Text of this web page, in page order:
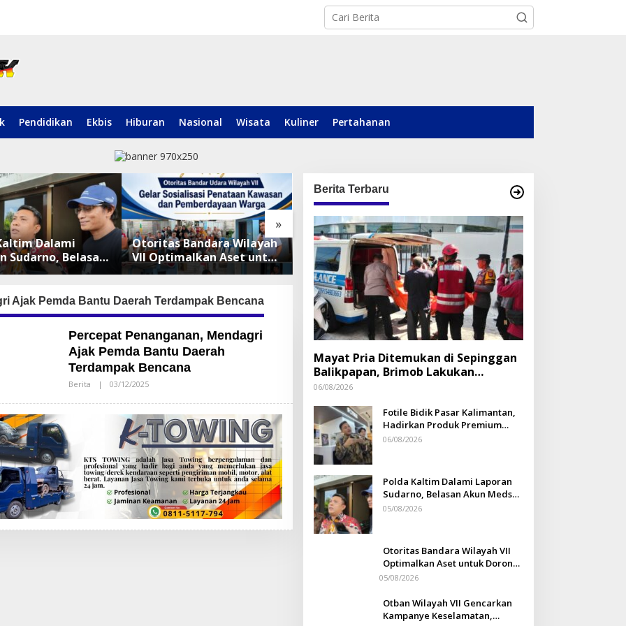
Pendidikan Ekbis Hiburan Nasional Wisata Kuliner Pertahanan
»
Dalami
Sudarno, Belasan
Masih Tahap
Otoritas Bandara Wilayah
VII Optimalkan Aset untuk
Dorong Ekonomi Warga
Otban Wilayah VII
Gencarkan Kampanye
Keselamatan, Ferdinan
Nurdin: Budaya Safety
Harus Jadi Komitmen
Bersama
Mayat Pria Ditemukan di
Sepinggan Balikpapan,
Brimob Lakukan
Pengamanan TKP
Ajak Pemda Bantu Daerah Terdampak Bencana
Percepat Penanganan, Mendagri
Ajak Pemda Bantu Daerah
Terdampak Bencana
Berita | 03/12/2025O
E
H
A
D
M
I
N
Berita Terbaru
Mayat Pria Ditemukan di Sepinggan
Balikpapan, Brimob Lakukan
Pengamanan TKP
06/08/2026
Fotile Bidik Pasar Kalimantan,
Hadirkan Produk Premium
Yang Makin Terjangkau
06/08/2026
Polda Kaltim Dalami Laporan
Sudarno, Belasan Akun Medsos
Masih Tahap Penyelidikan
05/08/2026
Otoritas Bandara Wilayah VII
Optimalkan Aset untuk Dorong
Ekonomi Warga Sepinggan
05/08/2026
Otban Wilayah VII Gencarkan
Kampanye Keselamatan,